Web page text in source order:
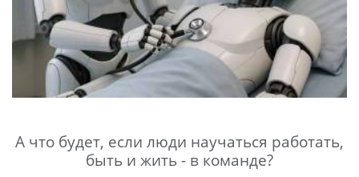
А что будет, если люди научаться работать,
быть и жить - в команде?